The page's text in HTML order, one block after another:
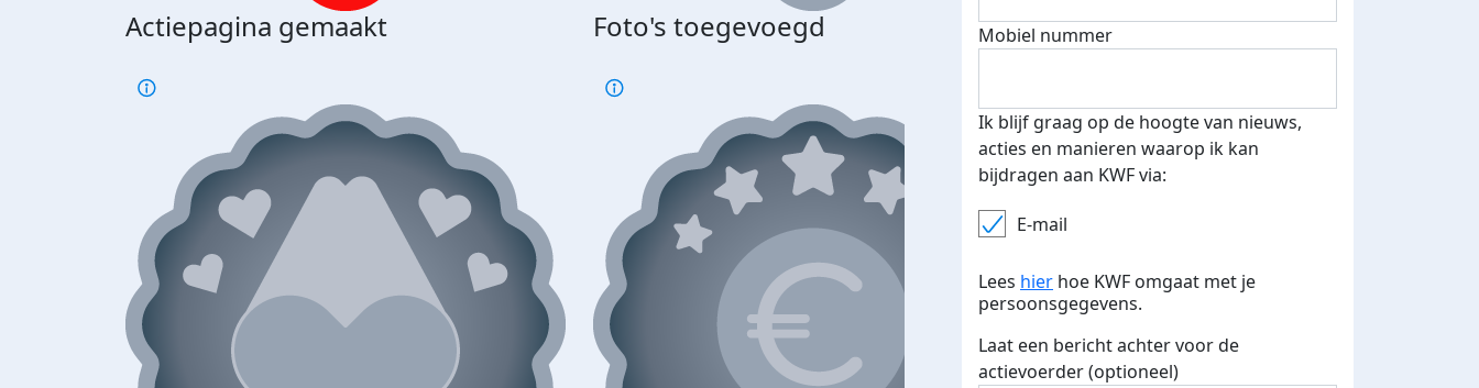
Actiepagina gemaakt Foto's toegevoegd E-mails verstuurd
je je speciale KWF t-shirt!
Mobiel nummer
Ik blijf graag op de hoogte van nieuws,
acties en manieren waarop ik kan
bijdragen aan KWF via:
E-mail
Lees hier hoe KWF omgaat met je
persoonsgegevens.
Laat een bericht achter voor de
actievoerder (optioneel)